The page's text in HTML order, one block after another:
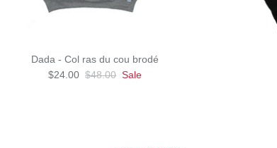
Dada - Col ras du cou brodé
$24.00 $48.00 Sale